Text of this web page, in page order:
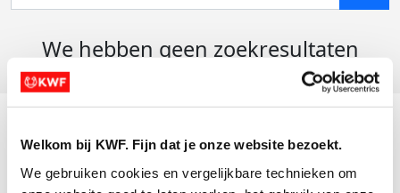
Welkom bij KWF. Fijn dat je onze website bezoekt.
We gebruiken cookies en vergelijkbare technieken om
We hebben geen zoekresultaten
Actiematerialen
Evenementen